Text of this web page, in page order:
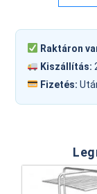
Raktáron
Kiszállítás:
Fizetés: